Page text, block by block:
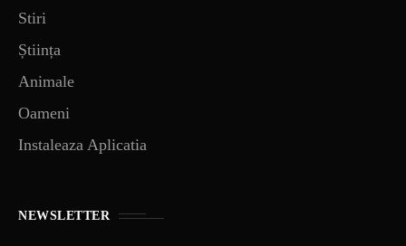
Stiri
Știința
Animale
Oameni
Instaleaza Aplicatia
NEWSLETTER